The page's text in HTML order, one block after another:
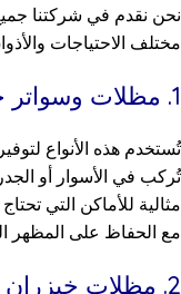
نحن نقدم في شركتنا
مختلف الاحتياجات
1. مظلات وسواتر خيزران الرياض
تُستخدم هذه الأنواع
تُركب في الأسوار أو
مثالية للأماكن التي
مع الحفاظ على المظهر
2. مظلات خيزران للمنازل بالرياض